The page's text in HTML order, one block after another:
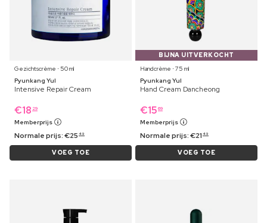
Gezichtscrème ⋅ 50 ml
Pyunkang Yul
Intensive Repair Cream
€18 29
Memberprijs
Normale prijs:€25 49
VOEG TOE
BIJNA UITVERKOCHT
Handcrème ⋅ 75 ml
Pyunkang Yul
Hand Cream Dancheong
€15 69
Memberprijs
Normale prijs:€21 49
VOEG TOE